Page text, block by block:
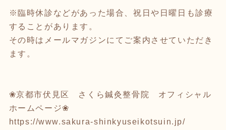
※臨時休診などがあった場合、祝日や日曜日も診療
することがあります。
その時はメールマガジンにてご案内させていただき
ます。
❀京都市伏見区 さくら鍼灸整骨院 オフィシャル
ホームページ❀
https://www.sakura-shinkyuseikotsuin.jp/